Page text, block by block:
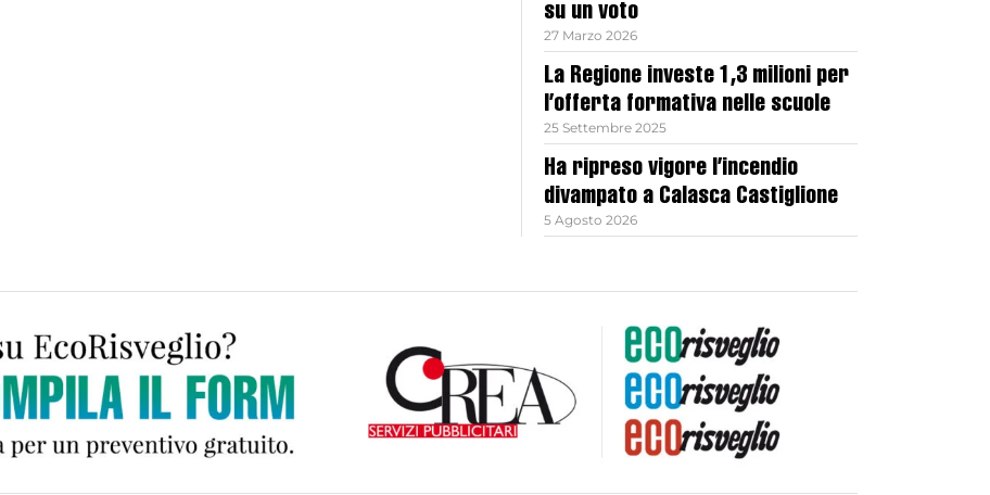
su un voto
27 Marzo 2026
La Regione investe 1,3 milioni per
l’offerta formativa nelle scuole
25 Settembre 2025
Ha ripreso vigore l’incendio
divampato a Calasca Castiglione
5 Agosto 2026